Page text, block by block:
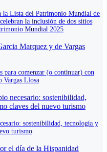
la Lista del Patrimonio Mundial de
la inclusión de dos sitios
Mundial 2025
para comenzar (o continuar) con
Vargas Llosa
sostenibilidad, tecnología y
turismo